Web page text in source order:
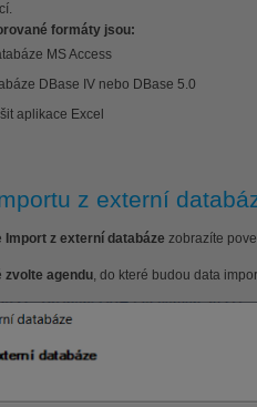
formáty jsou:
MS Access
DBase IV nebo DBase 5.0
aplikace Excel
z externí
Import z externí databáze zobrazíte
zvolte agendu, do které budou data